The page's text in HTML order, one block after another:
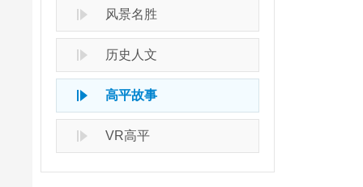
风景名胜
历史人文
高平故事
VR高平